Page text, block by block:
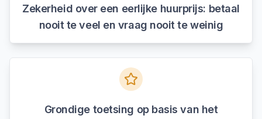
Zekerheid over een eerlijke huurprijs: betaal
nooit te veel en vraag nooit te weinig
Grondige toetsing op basis van het